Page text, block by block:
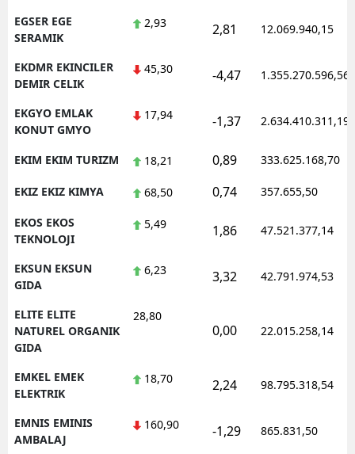
EGSER EGE
SERAMIK
2,93 2,81 12.069.940,15
EKDMR EKINCILER
DEMIR CELIK
45,30 -4,47 1.355.270.596,56
EKGYO EMLAK
KONUT GMYO
17,94 -1,37 2.634.410.311,19
EKIM EKIM TURIZM 18,21 0,89 333.625.168,70
EKIZ EKIZ KIMYA 68,50 0,74 357.655,50
EKOS EKOS
TEKNOLOJI
5,49 1,86 47.521.377,14
EKSUN EKSUN
GIDA
6,23 3,32 42.791.974,53
ELITE ELITE
NATUREL ORGANIK
GIDA
28,80
0,00 22.015.258,14
EMKEL EMEK
ELEKTRIK
18,70 2,24 98.795.318,54
EMNIS EMINIS
AMBALAJ
160,90 -1,29 865.831,50